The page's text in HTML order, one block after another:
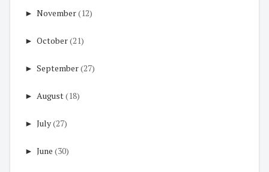
► November(12)
► October(21)
► September(27)
► August(18)
► July(27)
► June (30)